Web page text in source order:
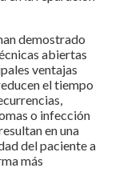
demostrado
abiertas
ventajas
el tiempo
o infección
en una
del paciente a
más